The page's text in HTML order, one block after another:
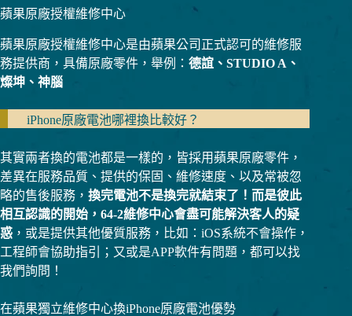
蘋果原廠授權維修中心
蘋果原廠授權維修中心是由蘋果公司正式認可的維修服
務提供商，具備原廠零件，舉例： 德誼、STUDIO A、
燦坤、神腦
iPhone原廠電池哪裡換比較好？
其實兩者換的電池都是一樣的，皆採用蘋果原廠零件，
差異在服務品質、提供的保固、維修速度、以及常被忽
略的售後服務， 換完電池不是換完就結束了！而是彼此
相互認識的開始，64-2維修中心會盡可能解決客人的疑
惑 ，或是提供其他優質服務，比如：iOS系統不會操作，
工程師會協助指引；又或是APP軟件有問題，都可以找
我們詢問！
在蘋果獨立維修中心換iPhone原廠電池優勢